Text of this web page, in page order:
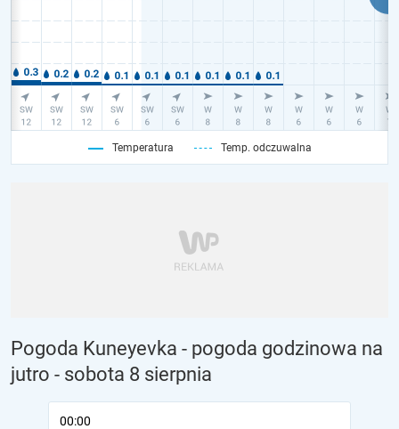
Temperatura Temp. odczuwalna
Pogoda Kuneyevka - pogoda godzinowa na
jutro - sobota 8 sierpnia
00:00